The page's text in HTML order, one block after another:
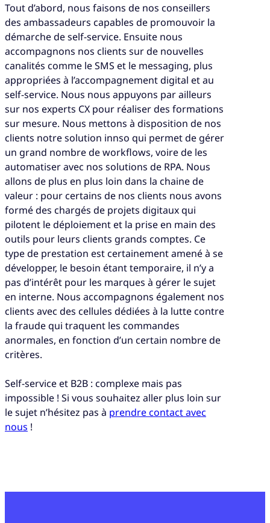
Tout d’abord, nous faisons de nos conseillers
des ambassadeurs capables de promouvoir la
démarche de self-service. Ensuite nous
accompagnons nos clients sur de nouvelles
canalités comme le SMS et le messaging, plus
appropriées à l’accompagnement digital et au
self-service. Nous nous appuyons par ailleurs
sur nos experts CX pour réaliser des formations
sur mesure. Nous mettons à disposition de nos
clients notre solution innso qui permet de gérer
un grand nombre de workflows, voire de les
automatiser avec nos solutions de RPA. Nous
allons de plus en plus loin dans la chaine de
valeur : pour certains de nos clients nous avons
formé des chargés de projets digitaux qui
pilotent le déploiement et la prise en main des
outils pour leurs clients grands comptes. Ce
type de prestation est certainement amené à se
développer, le besoin étant temporaire, il n’y a
pas d’intérêt pour les marques à gérer le sujet
en interne. Nous accompagnons également nos
clients avec des cellules dédiées à la lutte contre
la fraude qui traquent les commandes
anormales, en fonction d’un certain nombre de
critères.
Self-service et B2B : complexe mais pas
impossible ! Si vous souhaitez aller plus loin sur
le sujet n’hésitez pas à prendre contact avec
nous !